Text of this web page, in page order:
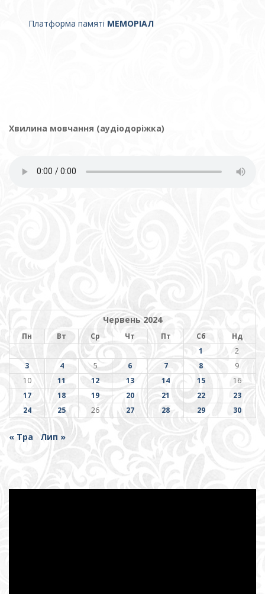
Платформа памяті МЕМОРІАЛ
Хвилина мовчання (аудіодоріжка)
Червень 2024
Пн Вт Ср Чт Пт Сб
Нд
1
2
3
4 5 6 7 8
9
10
11 12 13 14 15
16
17
18 19 20 21 22
23
24
25 26 27 28 29 30
« Тра Лип »